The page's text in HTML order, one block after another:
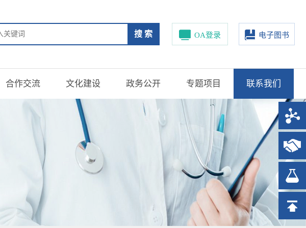
搜 索 OA登录 电子图书
合作交流 文化建设 政务公开 专题项目 联系我们